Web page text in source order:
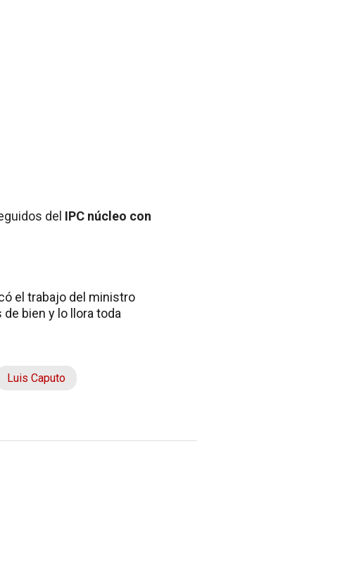
del IPC núcleo con
el trabajo del ministro
bien y lo llora toda
Luis Caputo